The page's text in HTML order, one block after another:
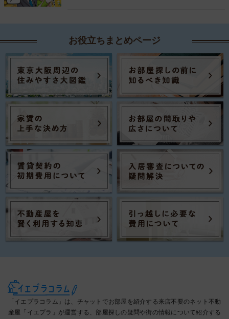
お役立ちまとめページ
「イエプラコラム」は、チャットでお部屋を紹介する来店不要のネット不動
産屋「イエプラ」が運営する、部屋探しの疑問や街の情報について紹介する